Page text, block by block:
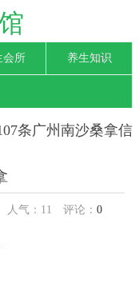
会所 养生知识
条广州南沙桑拿信
气： 11 评论： 0